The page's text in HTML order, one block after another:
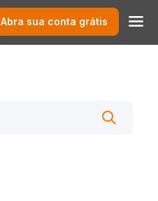
Abra sua conta grátis